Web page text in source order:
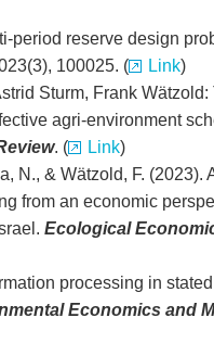
period reserve design
100025. ( Link)
Sturm, Frank
agri-environment
. ( Link)
N., & Wätzold, F. (2023).
from an economic
Ecological
processing in
Economics and